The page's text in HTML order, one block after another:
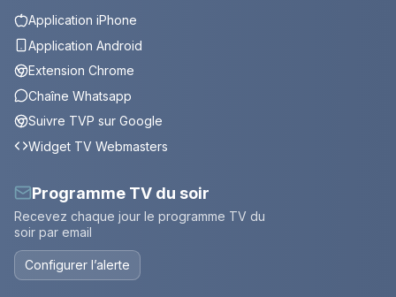
Application iPhone
Application Android
Extension Chrome
Chaîne Whatsapp
Suivre TVP sur Google
Widget TV Webmasters
Programme TV du soir
Recevez chaque jour le programme TV du
soir par email
Configurer l’alerte